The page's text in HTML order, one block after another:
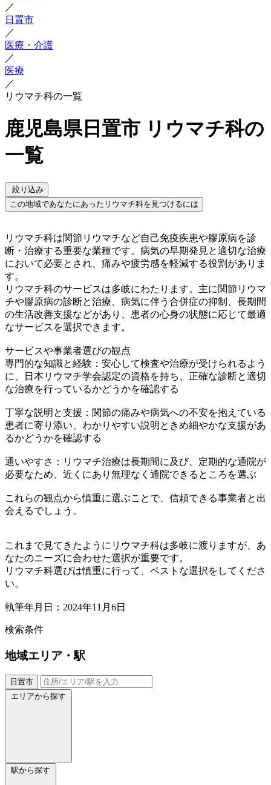
／
日置市
／
医療・介護
／
医療
／
リウマチ科の一覧
鹿児島県日置市 リウマチ科の
一覧
絞り込み
この地域であなたにあったリウマチ科を見つけるには
リウマチ科は関節リウマチなど自己免疫疾患や膠原病を診
断・治療する重要な業種です。病気の早期発見と適切な治療
において必要とされ、痛みや疲労感を軽減する役割がありま
す。
リウマチ科のサービスは多岐にわたります。主に関節リウマ
チや膠原病の診断と治療、病気に伴う合併症の抑制、長期間
の生活改善支援などがあり、患者の心身の状態に応じて最適
なサービスを選択できます。
サービスや事業者選びの観点
専門的な知識と経験：安心して検査や治療が受けられるよう
に、日本リウマチ学会認定の資格を持ち、正確な診断と適切
な治療を行っているかどうかを確認する
丁寧な説明と支援：関節の痛みや病気への不安を抱えている
患者に寄り添い、わかりやすい説明ときめ細やかな支援があ
るかどうかを確認する
通いやすさ：リウマチ治療は長期間に及び、定期的な通院が
必要なため、近くにあり無理なく通院できるところを選ぶ
これらの観点から慎重に選ぶことで、信頼できる事業者と出
会えるでしょう。
これまで見てきたようにリウマチ科は多岐に渡りますが、あ
なたのニーズに合わせた選択が重要です。
リウマチ科選びは慎重に行って、ベストな選択をしてくださ
い。
執筆年月日：2024年11月6日
検索条件
地域エリア・駅
日置市
エリアから探す
駅から探す